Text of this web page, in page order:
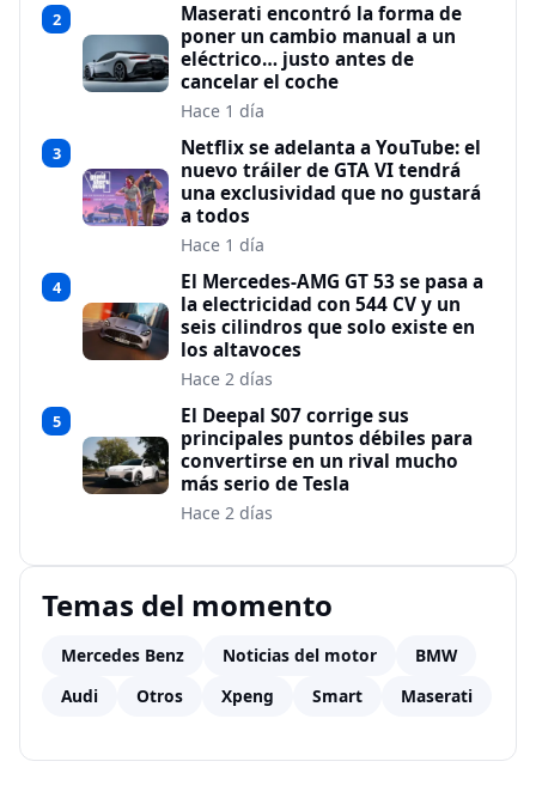
2
Maserati encontró la forma de
poner un cambio manual a un
eléctrico… justo antes de
cancelar el coche
Hace 1 día
3
Netflix se adelanta a YouTube: el
nuevo tráiler de GTA VI tendrá
una exclusividad que no gustará
a todos
Hace 1 día
4
El Mercedes-AMG GT 53 se pasa a
la electricidad con 544 CV y un
seis cilindros que solo existe en
los altavoces
Hace 2 días
5
El Deepal S07 corrige sus
principales puntos débiles para
convertirse en un rival mucho
más serio de Tesla
Hace 2 días
Temas del momento
Mercedes Benz Noticias del motor
BMW
Audi
Otros Xpeng Smart Maserati